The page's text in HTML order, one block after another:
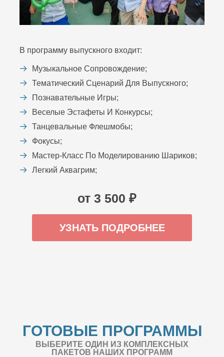
В программу выпускного входит:
Музыкальное Сопровождение;
Тематический Сценарий Для Выпускного;
Познавательные Игры;
Веселые Эстафеты И Конкурсы;
Танцевальные Флешмобы;
Фокусы;
Мастер-Класс По Моделированию Шариков;
Легкий Аквагрим;
от 3 500 ₽
УЗНАТЬ ПОДРОБНЕЕ
ГОТОВЫЕ ПРОГРАММЫ
ВЫБЕРИТЕ ОДИН ИЗ КОМПЛЕКСНЫХ
ПАКЕТОВ НАШИХ ПРОГРАММ